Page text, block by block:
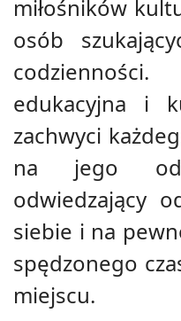
miłośników
osób
edukacyjna i
zachwyci
na jego
odwiedzający
siebie i na
spędzonego
miejscu.